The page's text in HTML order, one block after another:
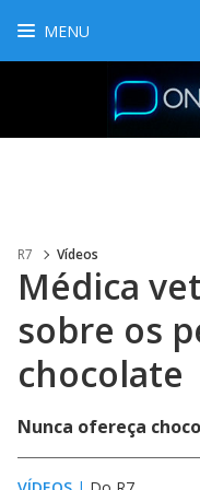
MENU
R7 Vídeos
Médica
sobre os
chocolate
Nunca ofereça